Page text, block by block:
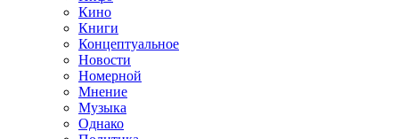
Кино
Книги
Концептуальное
Новости
Номерной
Мнение
Музыка
Однако